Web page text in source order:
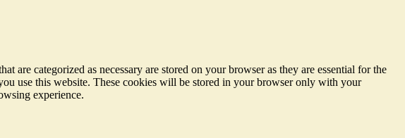
are categorized as necessary are stored on your browser as they are essential for the
use this website. These cookies will be stored in your browser only with your
experience.